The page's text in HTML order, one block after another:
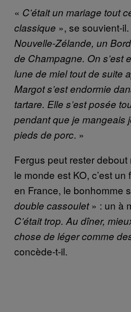
« C’était un mariage tout
classique », se souvient-il.
Nouvelle-Zélande, un
de Champagne. On s’est
lune de miel tout de suite
Margot s’est endormie
tartare. Elle s’est posée
pendant que je mangeais
pieds de porc. »
Fergus peut rester
le monde est KO, c’est
en France, le bonhomme
double cassoulet » : un à
C’était trop. Au dîner,
chose de léger comme
concède-t-il.